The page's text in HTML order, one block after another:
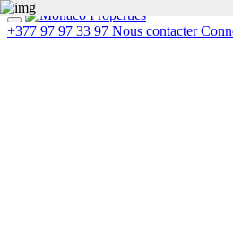
+377 97 97 33 97 Nous contacter